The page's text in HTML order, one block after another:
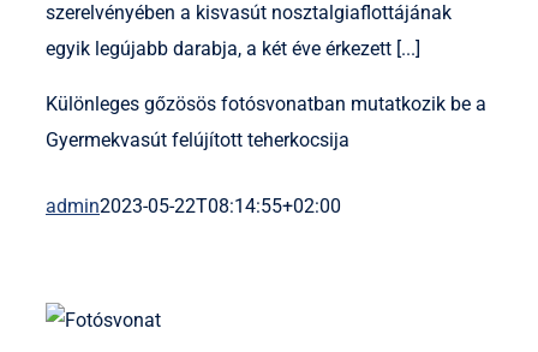
szerelvényében a kisvasút nosztalgiaflottájának
egyik legújabb darabja, a két éve érkezett [...]
Különleges gőzösös fotósvonatban mutatkozik be a
Gyermekvasút felújított teherkocsija
admin2023-05-22T08:14:55+02:00